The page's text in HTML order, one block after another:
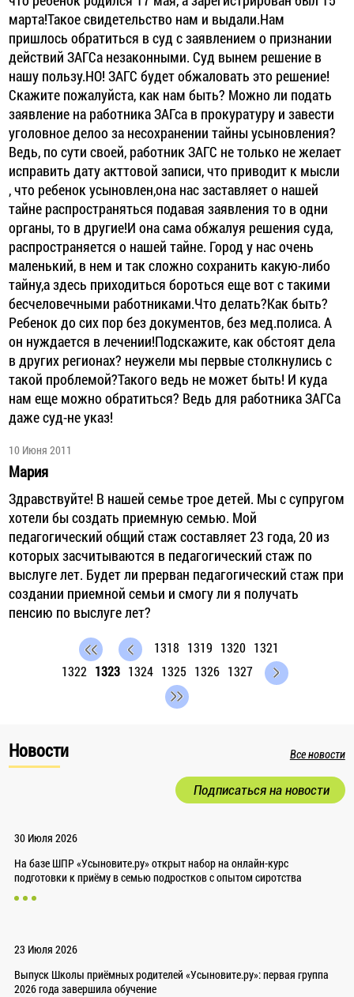
марта!Такое свидетельство нам и выдали.Нам
пришлось обратиться в суд с заявлением о признании
действий ЗАГСа незаконными. Суд вынем решение в
нашу пользу.НО! ЗАГС будет обжаловать это решение!
Скажите пожалуйста, как нам быть? Можно ли подать
заявление на работника ЗАГса в прокуратуру и завести
уголовное делоо за несохранении тайны усыновления?
Ведь, по сути своей, работник ЗАГС не только не желает
исправить дату акттовой записи, что приводит к мысли
, что ребенок усыновлен,она нас заставляет о нашей
тайне распространяться подавая заявления то в одни
органы, то в другие!И она сама обжалуя решения суда,
распространяется о нашей тайне. Город у нас очень
маленький, в нем и так сложно сохранить какую-либо
тайну,а здесь приходиться бороться еще вот с такими
бесчеловечными работниками.Что делать?Как быть?
Ребенок до сих пор без документов, без мед.полиса. А
он нуждается в лечении!Подскажите, как обстоят дела
в других регионах? неужели мы первые столкнулись с
такой проблемой?Такого ведь не может быть! И куда
нам еще можно обратиться? Ведь для работника ЗАГСа
даже суд-не указ!
10 Июня 2011
Мария
Здравствуйте! В нашей семье трое детей. Мы с супругом
хотели бы создать приемную семью. Мой
педагогический общий стаж составляет 23 года, 20 из
которых засчитываются в педагогический стаж по
выслуге лет. Будет ли прерван педагогический стаж при
создании приемной семьи и смогу ли я получать
пенсию по выслуге лет?
1318 1319 1320 1321
1322 1323 1324 1325 1326 1327
Новости Все новости
Подписаться на новости
30 Июля 2026
На базе ШПР «Усыновите.ру» открыт набор на онлайн-курс
подготовки к приёму в семью подростков с опытом сиротства
23 Июля 2026
Выпуск Школы приёмных родителей «Усыновите.ру»: первая группа
2026 года завершила обучение